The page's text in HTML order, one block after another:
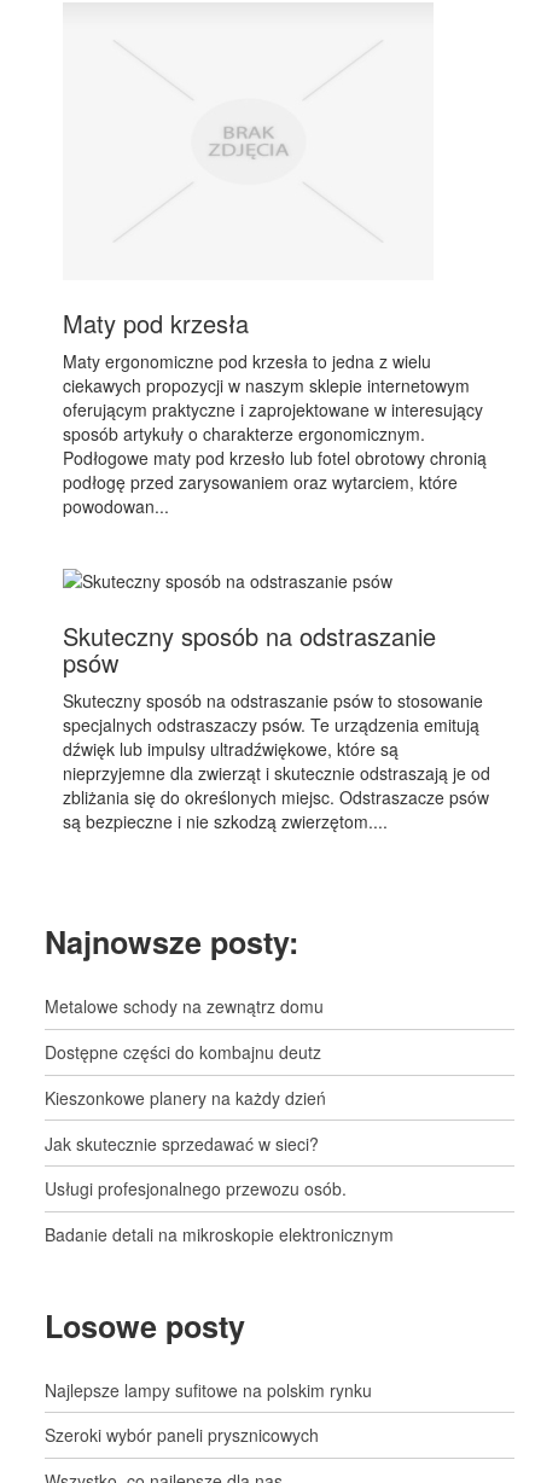
Maty pod krzesła
Maty ergonomiczne pod krzesła to jedna z wielu
ciekawych propozycji w naszym sklepie internetowym
oferującym praktyczne i zaprojektowane w interesujący
sposób artykuły o charakterze ergonomicznym.
Podłogowe maty pod krzesło lub fotel obrotowy chronią
podłogę przed zarysowaniem oraz wytarciem, które
powodowan...
Skuteczny sposób na odstraszanie
psów
Skuteczny sposób na odstraszanie psów to stosowanie
specjalnych odstraszaczy psów. Te urządzenia emitują
dźwięk lub impulsy ultradźwiękowe, które są
nieprzyjemne dla zwierząt i skutecznie odstraszają je od
zbliżania się do określonych miejsc. Odstraszacze psów
są bezpieczne i nie szkodzą zwierzętom....
Najnowsze posty:
Metalowe schody na zewnątrz domu
Dostępne części do kombajnu deutz
Kieszonkowe planery na każdy dzień
Jak skutecznie sprzedawać w sieci?
Usługi profesjonalnego przewozu osób.
Badanie detali na mikroskopie elektronicznym
Losowe posty
Najlepsze lampy sufitowe na polskim rynku
Szeroki wybór paneli prysznicowych